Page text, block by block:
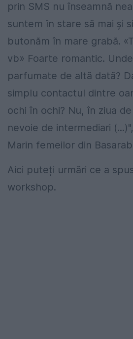
prin SMS nu înseamnă
suntem în stare să mai şi
butonăm în mare grabă.
vb» Foarte romantic.
parfumate de altă dată?
simplu contactul dintre
ochi în ochi? Nu, în ziua
nevoie de intermediari
Marin femeilor din
Aici puteți urmări ce a
workshop.